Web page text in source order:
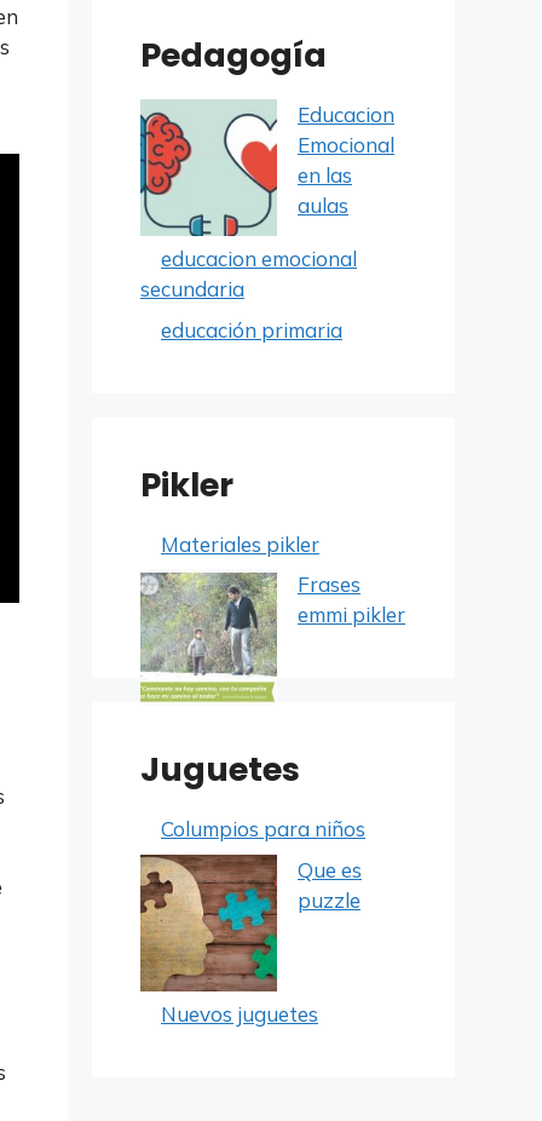
Pedagogía
Educacion
Emocional
en las
aulas
educacion emocional
secundaria
educación primaria
Pikler
Materiales pikler
Frases
emmi pikler
Juguetes
Columpios para niños
Que es
puzzle
Nuevos juguetes